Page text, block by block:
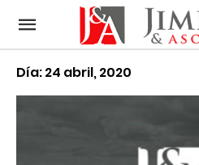
Día: 24 abril, 2020